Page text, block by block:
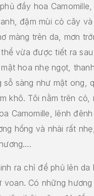
đầy hoa
đậm mùi cỏ cây
màng trên da, mơn
vừa được tiết ra
hoa nhẹ ngọt,
sỗ sàng như mật ong,
khô. Tôi nằm trên cỏ,
Camomille, lênh
hồng và nhài rất
ra chỉ để phủ lên da
voan. Có những